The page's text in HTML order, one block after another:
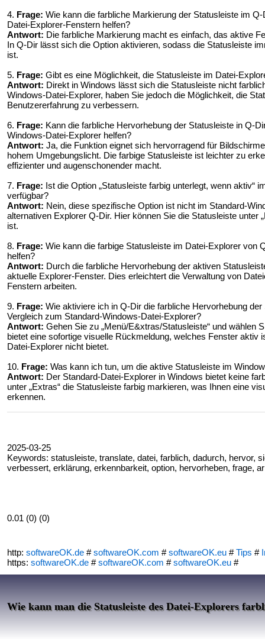
4. Frage: Wie kann die farbliche Markierung der Statusleiste im
Datei-Explorer-Fenstern helfen?
Antwort: Die farbliche Markierung macht es einfach, das aktive
In Q-Dir lässt sich die Option aktivieren, sodass die Statusleiste
ist.
5. Frage: Gibt es eine Möglichkeit, die Statusleiste im Datei-
Antwort: Direkt in Windows lässt sich die Statusleiste nicht
Windows-Datei-Explorer, haben Sie jedoch die Möglichkeit, die
Benutzererfahrung zu verbessern.
6. Frage: Kann die farbliche Hervorhebung der Statusleiste in Q-
Windows-Datei-Explorer helfen?
Antwort: Ja, die Funktion eignet sich hervorragend für
hohem Umgebungslicht. Die farbige Statusleiste ist leichter zu
effizienter und augenschonender macht.
7. Frage: Ist die Option „Statusleiste farbig unterlegt, wenn aktiv“
verfügbar?
Antwort: Nein, diese spezifische Option ist nicht im Standard-
alternativen Explorer Q-Dir. Hier können Sie die Statusleiste unter
ist.
8. Frage: Wie kann die farbige Statusleiste im Datei-Explorer von
helfen?
Antwort: Durch die farbliche Hervorhebung der aktiven
aktuelle Explorer-Fenster. Dies erleichtert die Verwaltung von
Fenstern arbeiten.
9. Frage: Wie aktiviere ich in Q-Dir die farbliche Hervorhebung
Vergleich zum Standard-Windows-Datei-Explorer?
Antwort: Gehen Sie zu „Menü/E&xtras/Statusleiste“ und wählen
bietet eine sofortige visuelle Rückmeldung, welches Fenster aktiv
Datei-Explorer nicht bietet.
10. Frage: Was kann ich tun, um die aktive Statusleiste im
Antwort: Der Standard-Datei-Explorer in Windows bietet keine
unter „Extras“ die Statusleiste farbig markieren, was Ihnen eine
erkennen.
2025-03-25
Keywords: statusleiste, translate, datei, farblich, dadurch, hervor,
verbessert, erklärung, erkennbarkeit, option, hervorheben, frage,
0.01 (0) (0)
http: softwareOK.de #softwareOK.com #softwareOK.eu #Tips #
https: softwareOK.de #softwareOK.com #softwareOK.eu #
Wie kann man die Statusleiste des Datei-Explorers